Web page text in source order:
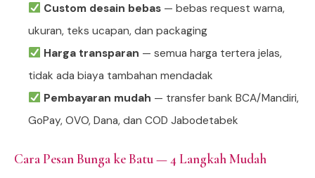
Custom desain bebas— bebas request warna,
ukuran, teks ucapan, dan packaging
Harga transparan — semua harga tertera jelas,
tidak ada biaya tambahan mendadak
Pembayaran mudah — transfer bank BCA/Mandiri,
GoPay, OVO, Dana, dan COD Jabodetabek
Cara Pesan Bunga ke Batu — 4 Langkah Mudah